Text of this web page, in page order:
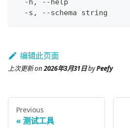
-h, --
-s, --schema string
编辑此页面
上次更新on2026年3月31日byPeefy
Previous
测试工具